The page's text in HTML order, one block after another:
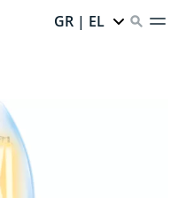
GR | EL